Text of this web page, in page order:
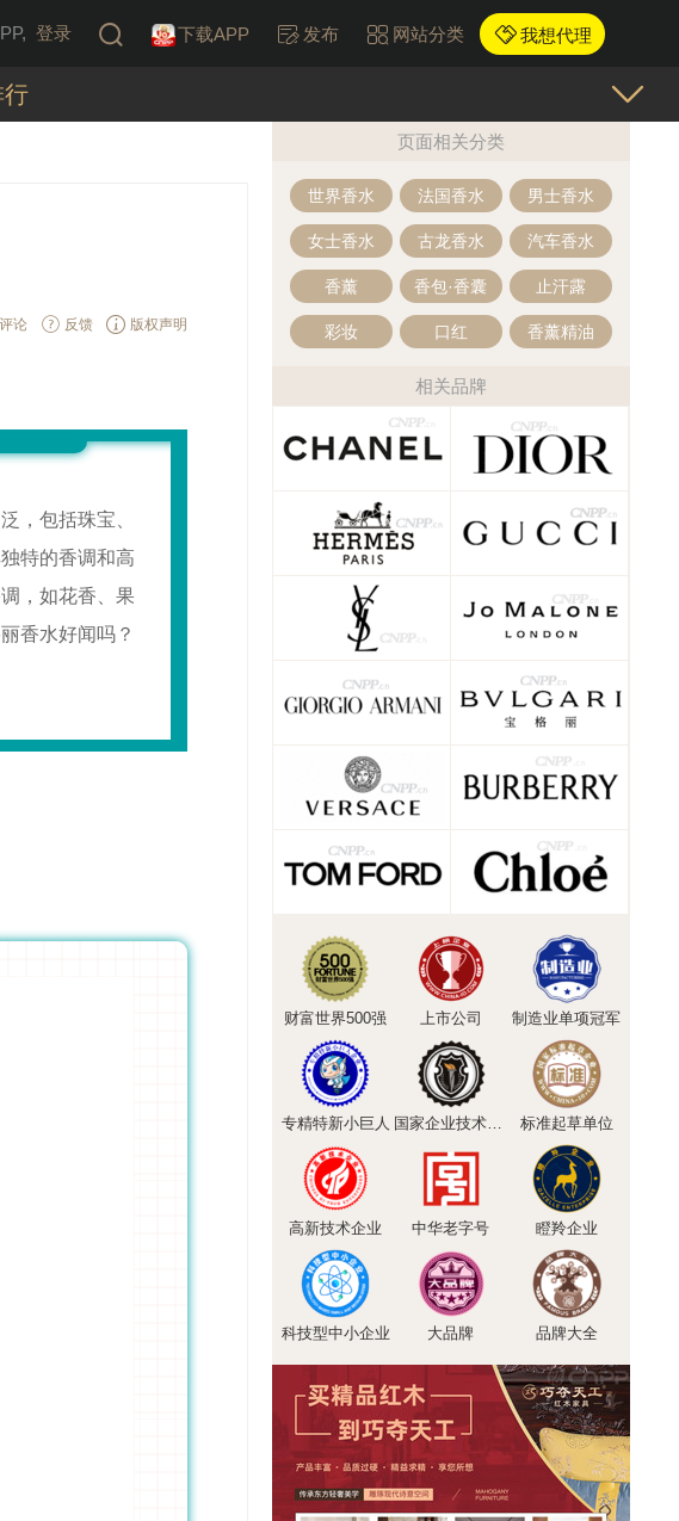
登录 下载APP 发布 网站分类 我想代理
行
评论 反馈 版权声明
，包括珠宝、
特的香调和高
，如花香、果
香水好闻吗？
页面相关分类
世界香水 法国香水 男士香水
女士香水 古龙香水 汽车香水
香薰 香包·香囊 止汗露
彩妆 口红 香薰精油
相关品牌
财富世界500强 上市公司 制造业单项冠军
专精特新小巨人 国家企业技术中心 标准起草单位
高新技术企业 中华老字号 瞪羚企业
科技型中小企业 大品牌 品牌大全